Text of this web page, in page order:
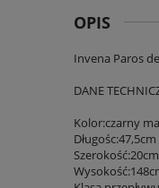
OPIS
Invena Paros
DANE
Kolor:czarny
Długośc:47,5cm
Szerokość:20cm